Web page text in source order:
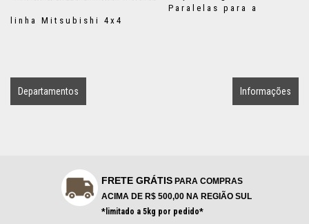
Paralelas para a
linha Mitsubishi 4x4
Departamentos Informações
FRETE GRÁTISPARA COMPRAS
ACIMA DE R$ 500,00 NA REGIÃO SUL
*limitado a 5kg por pedido*